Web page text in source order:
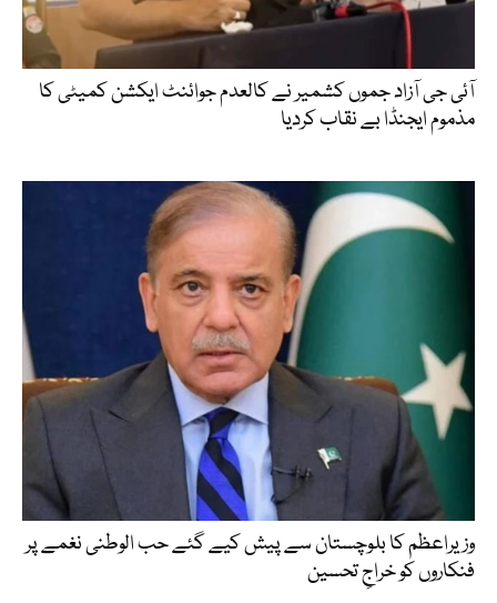
آئی جی آزاد جموں کشمیر نے کالعدم جوائنٹ ایکشن کمیٹی کا
مذموم ایجنڈا بے نقاب کردیا
وزیراعظم کا بلوچستان سے پیش کیے گئے حب الوطنی نغمے پر
فنکاروں کو خراجِ تحسین